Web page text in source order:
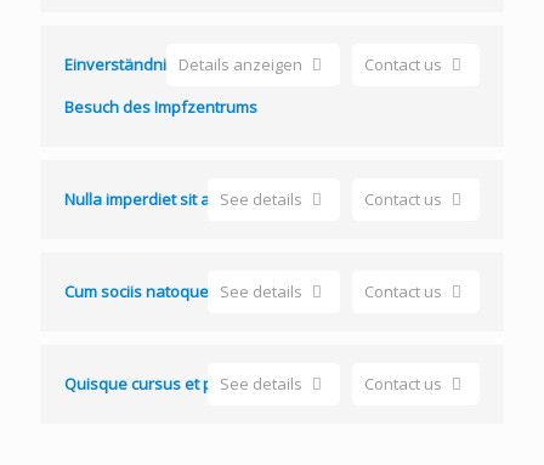
Einverständniserklärung zum
Besuch des Impfzentrums
Details anzeigen Contact us
Nulla imperdiet sit amet magna
See details Contact us
Cum sociis natoque penatibus
See details Contact us
Quisque cursus et porttitor risus
See details Contact us